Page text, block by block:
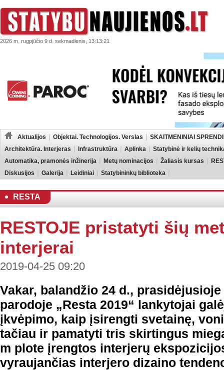
2026 m. rugpjūčio 9 d. sekmadienis, 13:13:21
Aktualijos Objektai. Technologijos. Verslas
SKAITMENINIAI
Architektūra. Interjeras
Infrastruktūra Aplinka
Statybinė ir kelių
Automatika, pramonės inžinerija
Metų nominacijos Žaliasis kursas
Diskusijos
Galerija Leidiniai Statybininkų biblioteka
RESTA
RESTOJE pristatyti šių
interjerai
2019-04-25 09:20
Vakar, balandžio 24 d.,
parodoje „Resta 2019“ lankytojai
įkvėpimo, kaip įsirengti svetainę,
tačiau ir pamatyti tris skirtingus
m plote įrengtos interjerų
vyraujančias interjero dizaino